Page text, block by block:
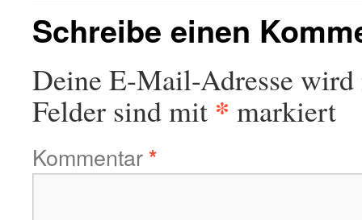
Schreibe einen
Deine E-Mail-Adresse
Felder sind mit * markiert
Kommentar*